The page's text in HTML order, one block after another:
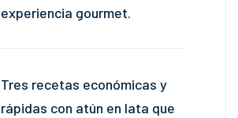
experiencia gourmet.
Tres recetas económicas y
rápidas con atún en lata que